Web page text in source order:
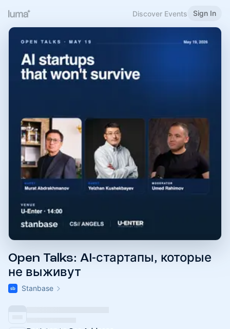
Discover Events Sign In
Open Talks: AI-стартапы, которые
не выживут
Stanbase